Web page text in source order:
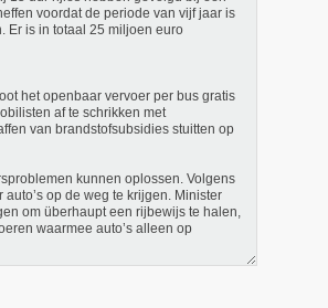
voordat de periode van vijf jaar is
Er is in totaal 25 miljoen euro
het openbaar vervoer per bus gratis
af te schrikken met
van brandstofsubsidies stuitten op
kunnen oplossen. Volgens
op de weg te krijgen. Minister
om überhaupt een rijbewijs te halen,
waarmee auto’s alleen op